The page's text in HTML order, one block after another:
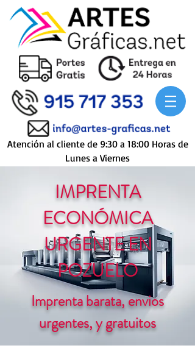
Atención al cliente de 9:30 a 18:00 Horas de
Lunes a Viernes
IMPRENTA
ECONÓMICA
URGENTE EN
POZUELO
Imprenta barata, envios
urgentes, y gratuitos